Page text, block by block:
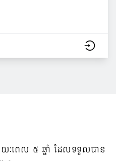
យៈពេល ៥ ឆ្នាំ ដែលទទួលបាន